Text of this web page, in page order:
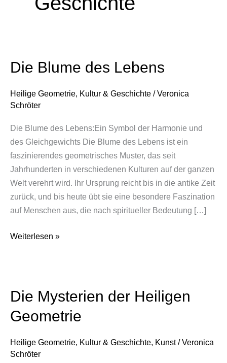
Die Blume des Lebens
Heilige Geometrie, Kultur & Geschichte /Veronica
Schröter
Die Blume des Lebens:Ein Symbol der Harmonie und
des Gleichgewichts Die Blume des Lebens ist ein
faszinierendes geometrisches Muster, das seit
Jahrhunderten in verschiedenen Kulturen auf der ganzen
Welt verehrt wird. Ihr Ursprung reicht bis in die antike Zeit
zurück, und bis heute übt sie eine besondere Faszination
auf Menschen aus, die nach spiritueller Bedeutung […]
Die
des
Lebens
Weiterlesen »
Die Mysterien der Heiligen
Geometrie
Heilige Geometrie, Kultur & Geschichte, Kunst/Veronica
Schröter
Die
der
Geometrie